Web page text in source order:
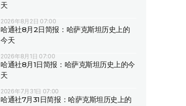
天
2026年8月2日 07:00
哈通社8月2日简报：哈萨克斯坦历史上的
今天
2026年8月1日 07:00
哈通社8月1日简报：哈萨克斯坦历史上的今
天
2026年7月31日 07:00
哈通社7月31日简报：哈萨克斯坦历史上的